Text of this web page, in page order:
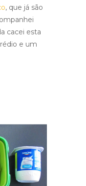
, que já são
cacei esta
e um